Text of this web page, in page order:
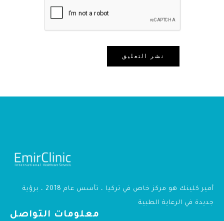
احفظ اسمي وبريدي وموقعي في هذا
المتصفح للمرة القادمة التي أعلّق فيها.
أمير كلينك هو مركز خاص في تركيا ، تأسس عام 2018 ، برؤية
جديدة في الرعاية الطبية
معلومات التواصل